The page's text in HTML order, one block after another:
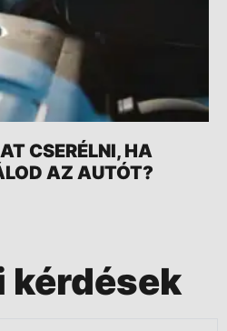
CSERÉLNI, HA
AZ AUTÓT?
kérdések